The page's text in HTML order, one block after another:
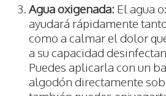
Agua oxigenada: El agua
ayudará rápidamente
como a calmar el dolor
a su capacidad
Puedes aplicarla con un
algodón directamente